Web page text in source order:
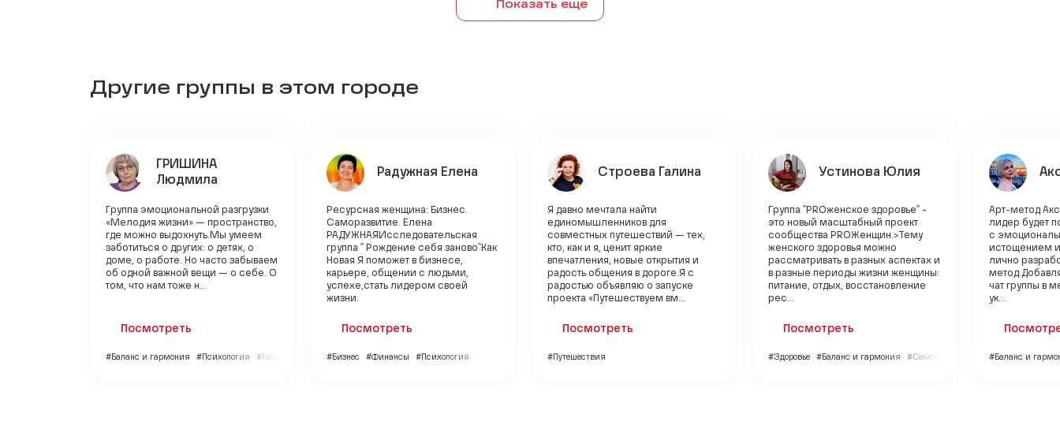
Показать еще
Другие группы в этом городе
ГРИШИНА
Людмила
Группа эмоциональной разгрузки
«Мелодия жизни» — пространство,
где можно выдохнуть.Мы умеем
заботиться о других: о детях, о
доме, о работе. Но часто забываем
об одной важной вещи — о себе. О
том, что нам тоже н...
Посмотреть
#Баланс и гармония #Психология #Творчество
Радужная Елена
Ресурсная женщина: Бизнес.
Саморазвитие. Елена
РАДУЖНАЯИсследовательская
группа " Рождение себя заново"Как
Новая Я поможет в бизнесе,
карьере, общении с людьми,
успехе,стать лидером своей
жизни.
Посмотреть
#Бизнес #Финансы #Психология
Строева Галина
Я давно мечтала найти
единомышленников для
совместных путешествий — тех,
кто, как и я, ценит яркие
впечатления, новые открытия и
радость общения в дороге.Я с
радостью объявляю о запуске
проекта «Путешествуем вм...
Посмотреть
#Путешествия
Устинова Юлия
Группа "PROженское здоровье" -
это новый масштабный проект
сообщества PROЖенщин.>Тему
женского здоровья можно
рассматривать в разных аспектах и
в разные периоды жизни женщины:
питание, отдых, восстановление
рес...
Посмотреть
#Здоровье #Баланс и гармония #Саморазвитие
Арт-метод
лидер будет
с
истощением
лично
чат группы в
ук...
#Баланс и